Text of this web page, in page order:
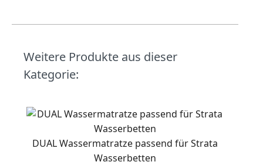
Weitere Produkte aus dieser
Kategorie:
DUAL Wassermatratze passend für Strata
Wasserbetten